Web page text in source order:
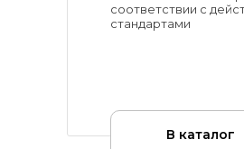
В каталог
соответствии с
стандартами